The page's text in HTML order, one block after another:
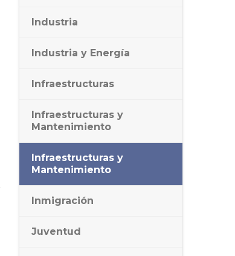
Industria
Industria y Energía
Infraestructuras
Infraestructuras y
Mantenimiento
Infraestructuras y
Mantenimiento
Inmigración
Juventud